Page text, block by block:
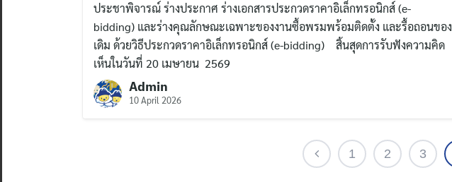
ประชาพิจารณ์ ร่างประกาศ ร่างเอกสารประกวดราคาอิเล็กทรอนิกส์ (e-
bidding) และร่างคุณลักษณะเฉพาะของงานซื้อพรมพร้อมติดตั้ง และรื้อถอนของ
เดิม ด้วยวิธีประกวดราคาอิเล็กทรอนิกส์ (e-bidding) สิ้นสุดการรับฟังความคิด
เห็นในวันที่ 20 เมษายน 2569
Admin
10 April 2026
1 2 3